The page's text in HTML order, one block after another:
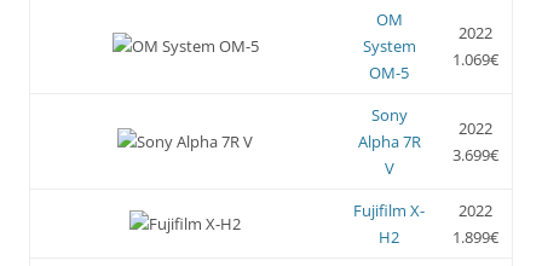
OM
System
OM-5
2022
1.069€
Sony
Alpha 7R
V
2022
3.699€
Fujifilm X-
H2
2022
1.899€